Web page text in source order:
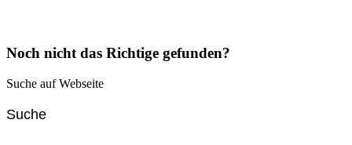
Noch nicht das Richtige gefunden?
Suche auf Webseite